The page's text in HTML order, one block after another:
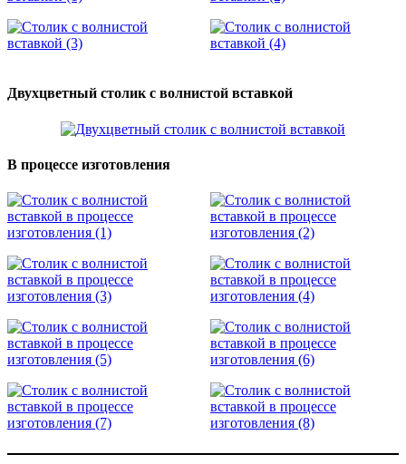
Двухцветный столик с волнистой вставкой
В процессе изготовления